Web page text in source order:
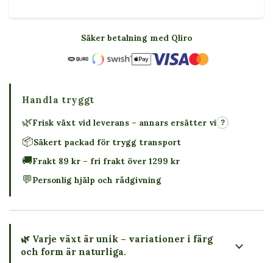
Säker betalning med Qliro
Handla tryggt
🌿Frisk växt vid leverans – annars ersätter vi ?
📦Säkert packad för trygg transport
🚚Frakt 89 kr – fri frakt över 1299 kr
💬Personlig hjälp och rådgivning
🌿 Varje växt är unik – variationer i färg
och form är naturliga.